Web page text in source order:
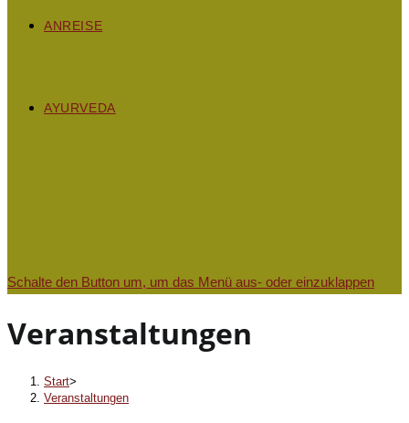
ANREISE
AYURVEDA
Schalte den Button um, um das Menü aus- oder einzuklappen
Veranstaltungen
Start>
Veranstaltungen